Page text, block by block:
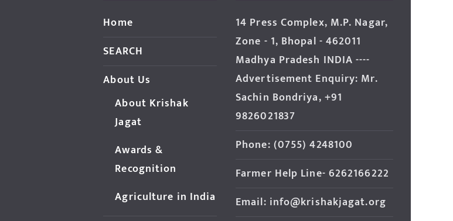
Home
SEARCH
About Us
About Krishak
Jagat
Awards &
Recognition
Agriculture in India
14 Press Complex, M.P. Nagar,
Zone - 1, Bhopal - 462011
Madhya Pradesh INDIA ----
Advertisement Enquiry: Mr.
Sachin Bondriya, +91
9826021837
Phone: (0755) 4248100
Farmer Help Line- 6262166222
Email: info@krishakjagat.org